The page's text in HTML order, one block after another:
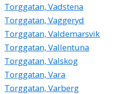
Torggatan, Vadstena
Torggatan, Vaggeryd
Torggatan, Valdemarsvik
Torggatan, Vallentuna
Torggatan, Valskog
Torggatan, Vara
Torggatan, Varberg